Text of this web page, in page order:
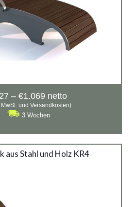
– €1.069 Preisspanne:
€627
bis
netto
und Versandkosten)
3 Wochen
aus Stahl und Holz KR4
aus Stahl und
Pulverbeschichtung in RAL + Holz